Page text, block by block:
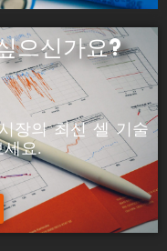
으신가요?
장의최신 셀 기술
세요.